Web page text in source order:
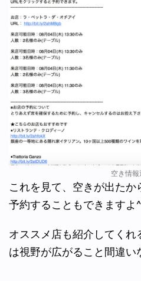
空き情報
これを見て、空きが出た
予約することもできますよ
オススメ店も紹介してくれ
は視野が広がること間違い